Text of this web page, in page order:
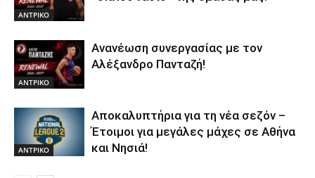
ΑΝTΡΙΚΟ
ΑΝTΡΙΚΟ
Ανανέωση συνεργασίας με τον
Αλέξανδρο Πανταζή!
ΑΝTΡΙΚΟ
Αποκαλυπτήρια για τη νέα σεζόν –
Έτοιμοι για μεγάλες μάχες σε Αθήνα
και Νησιά!